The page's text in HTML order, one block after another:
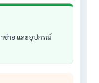
าข่าย และอุปกรณ์